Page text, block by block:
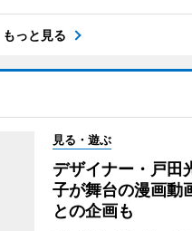
もっと見る
見る・遊ぶ
デザイナー・戸田
子が舞台の漫画
との企画も